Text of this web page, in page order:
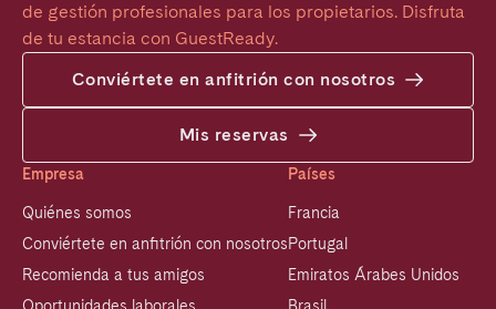
de gestión profesionales para los propietarios. Disfruta
de tu estancia con GuestReady.
Conviértete en anfitrión con nosotros
Mis reservas
Empresa
Quiénes somos
Conviértete en anfitrión con nosotros
Recomienda a tus amigos
Países
Francia
Portugal
Emiratos Árabes Unidos